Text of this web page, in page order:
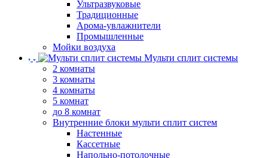
Ультразвуковые
Традиционные
Арома-увлажнители
Промышленные
Мойки воздуха
Мульти сплит системы
2 комнаты
3 комнаты
4 комнаты
5 комнат
до 8 комнат
Внутренние блоки мульти сплит систем
Настенные
Кассетные
Напольно-потолочные